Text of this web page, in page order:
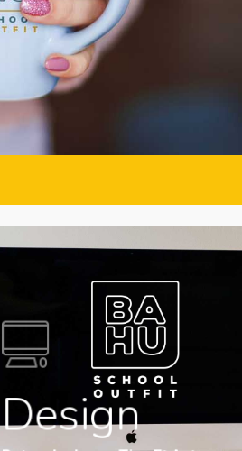
Design